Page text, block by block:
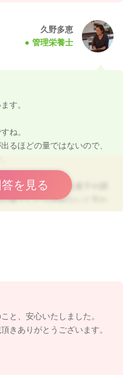
久野多恵
管理栄養士
す。
ね。
るほどの量ではないので、
なりませんが、お菓子や調
量でしたら問題ないと言わ
に多量にアルコールを飲酒
状となります。
純アルコール（エタノール
症が認められています。純
ビールでは中瓶約2.5 本（1
約4 杯（500ml）に相当し
を見る
と、安心いたしました。
きありがとうございます。